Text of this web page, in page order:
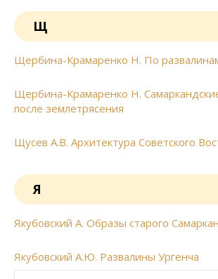
Щ
Щербина-Крамаренко Н. По
Щербина-Крамаренко Н.
после землетрясения
Щусев А.В. Архитектура Советского
Я
Якубовский А. Образы старого
Якубовский А.Ю. Развалины Ургенча